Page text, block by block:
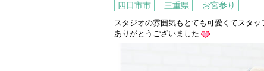
四日市市 三重県 お宮参り
スタジオの雰囲気もとても可愛くてスタ
ありがとうございました